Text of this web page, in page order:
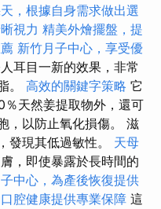
，根據自身需求做出選
視力 精美外燴擺盤，提
新竹月子中心，享受優
耳目一新的效果，非常
。 高效的關鍵字策略 它
天然姜提取物外，還可
，以防止氧化損傷。 滋
發現其低過敏性。 天母
，即使暴露於長時間的
中心，為產後恢復提供
腔健康提供專業保障 這